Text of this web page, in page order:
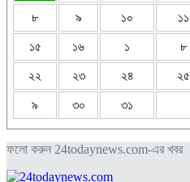
৮ ৯ ১০ ১১
১৫ ১৬ ১ ৮
২২ ২৩ ২৪ ২৫
৯ ৩০ ৩১
ফলো করুন 24todaynews.com-এর খবর